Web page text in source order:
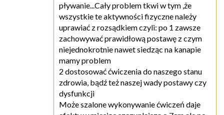
pływanie...Cały problem tkwi w tym ,że
wszystkie te aktywności fizyczne należy
uprawiać z rozsądkiem czyli: po 1 zawsze
zachowywać prawidłową postawę z czym
niejednokrotnie nawet siedząc na kanapie
mamy problem
2 dostosować ćwiczenia do naszego stanu
zdrowia, bądź też naszej wady postawy czy
dysfunkcji
Może szalone wykonywanie ćwiczeń daje